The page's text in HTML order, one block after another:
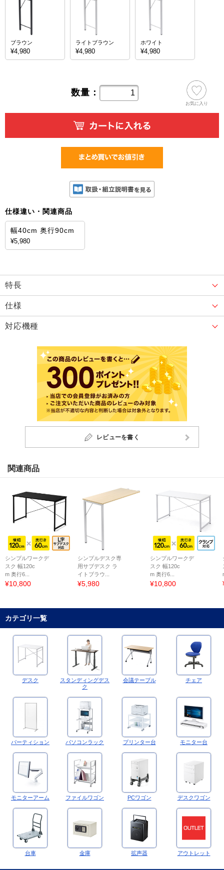
ブラウン
¥4,980
ライトブラウン
¥4,980
ホワイト
¥4,980
数量：
お気に入り
仕様違い・関連商品
幅40cm 奥行90cm
¥5,980
特長
仕様
対応機種
レビューを書く
関連商品
シンプルワークデ
スク 幅120c
m 奥行6...
¥10,800
シンプルデスク専
用サブデスク ラ
イトブラウ...
¥5,980
シンプルワークデ
スク 幅120c
m 奥行6...
¥10,800
カテゴリ一覧
デスク
スタンディングデス
ク
会議テーブル チェア
パーティション パソコンラック プリンター台 モニター台
モニターアーム ファイルワゴン PCワゴン デスクワゴン
台車 金庫 拡声器 アウトレット